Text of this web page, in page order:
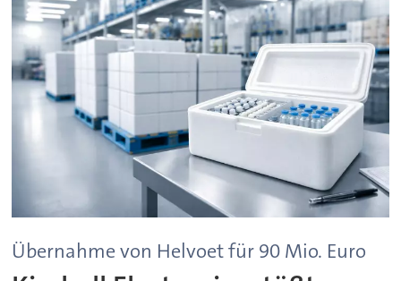
Übernahme von Helvoet für 90 Mio. Euro